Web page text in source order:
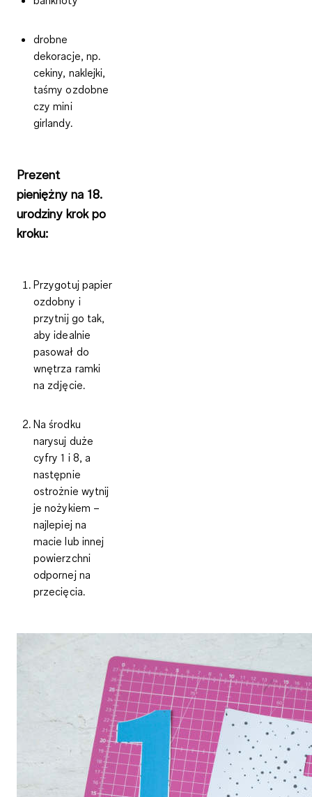
drobne
dekoracje, np.
cekiny, naklejki,
taśmy ozdobne
czy mini
girlandy.
Prezent
pieniężny na 18.
urodziny krok po
kroku:
Przygotuj papier
ozdobny i
przytnij go tak,
aby idealnie
pasował do
wnętrza ramki
na zdjęcie.
Na środku
narysuj duże
cyfry 1 i 8, a
następnie
ostrożnie wytnij
je nożykiem –
najlepiej na
macie lub innej
powierzchni
odpornej na
przecięcia.